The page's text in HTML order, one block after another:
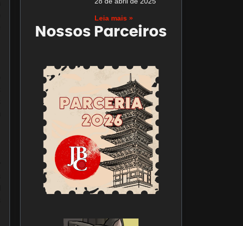
Leia mais »
Nossos Parceiros